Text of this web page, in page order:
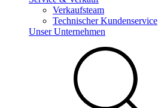
Verkaufsteam
Technischer Kundenservice
Unser Unternehmen